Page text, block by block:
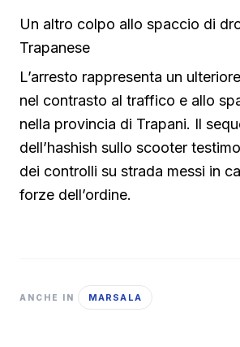
Un altro colpo allo spaccio di
Trapanese
L’arresto rappresenta un
nel contrasto al traffico e allo
nella provincia di Trapani. Il
dell’hashish sullo scooter
dei controlli su strada messi in
forze dell’ordine.
ANCHE IN MARSALA